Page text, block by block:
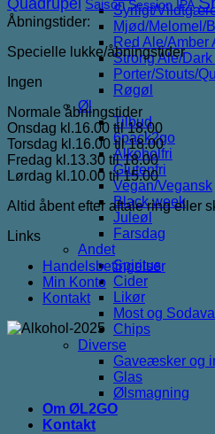
Syrligt/
Mjød/Melomel/
Red Ale/Amber
Strong Ale/
Porter/Stouts/
Røgøl
Øl
Tilbud
6pack2go
Alkoholfri
Glutenfri
Vegan/Vegansk
Black week
Juleøl
Farsdag
Andet
Spiritus
Cider
Likør
Most og
Chips
Diverse
Gaveæsker og
Glas
Ølsmagning
Om ØL2GO
Kontakt
Quadrupel Saison Session IPA
Åbningstider:
Specielle lukke/åbningstider
Ingen
Normale åbningstider
Onsdag kl.16.00 til 18.00
Torsdag kl.16.00 til 18.00
Fredag kl.13.30 til 18.00
Lørdag kl.10.00 til 15.00
Altid åbent efter aftale ring eller
Links
Handelsbetingelser
Min Konto
Kontakt